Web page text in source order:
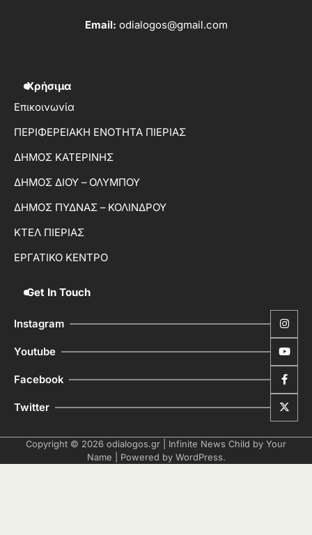
Email: odialogos@gmail.com
Χρήσιμα
Επικοινωνία
ΠΕΡΙΦΕΡΕΙΑΚΗ ΕΝΟΤΗΤΑ ΠΙΕΡΙΑΣ
ΔΗΜΟΣ ΚΑΤΕΡΙΝΗΣ
ΔΗΜΟΣ ΔΙΟΥ – ΟΛΥΜΠΟΥ
ΔΗΜΟΣ ΠΥΔΝΑΣ – ΚΟΛΙΝΔΡΟΥ
ΚΤΕΛ ΠΙΕΡΙΑΣ
ΕΡΓΑΤΙΚΟ ΚΕΝΤΡΟ
Get In Touch
Instagram
Youtube
Facebook
Twitter
Copyright © 2026 odialogos.gr | Infinite News Child by Your
Name | Powered by WordPress.